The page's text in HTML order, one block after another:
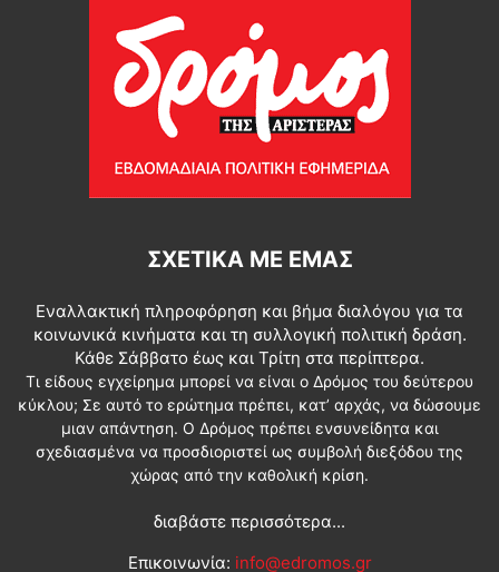
ΣΧΕΤΙΚΆ ΜΕ ΕΜΆΣ
Εναλλακτική πληροφόρηση και βήμα διαλόγου για τα
κοινωνικά κινήματα και τη συλλογική πολιτική δράση.
Κάθε Σάββατο έως και Τρίτη στα περίπτερα.
Τι είδους εγχείρημα μπορεί να είναι ο Δρόμος του δεύτερου
κύκλου; Σε αυτό το ερώτημα πρέπει, κατ’ αρχάς, να δώσουμε
μιαν απάντηση. Ο Δρόμος πρέπει ενσυνείδητα και
σχεδιασμένα να προσδιοριστεί ως συμβολή διεξόδου της
χώρας από την καθολική κρίση.
διαβάστε περισσότερα...
Επικοινωνία: info@edromos.gr